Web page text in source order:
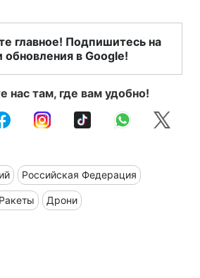
главное! Подпишитесь на
обновления в Google!
нас там, где вам удобно!
Российская Федерация
Ракеты Дрони